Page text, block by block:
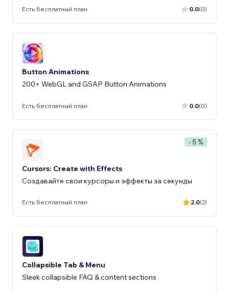
Есть бесплатный план 0.0(0)
Button Animations
200+ WebGL and GSAP Button Animations
Есть бесплатный план 0.0(0)
- 5 %
Cursors: Create with Effects
Создавайте свои курсоры и эффекты за секунды
Есть бесплатный план 2.0(2)
Collapsible Tab & Menu
Sleek collapsible FAQ & content sections